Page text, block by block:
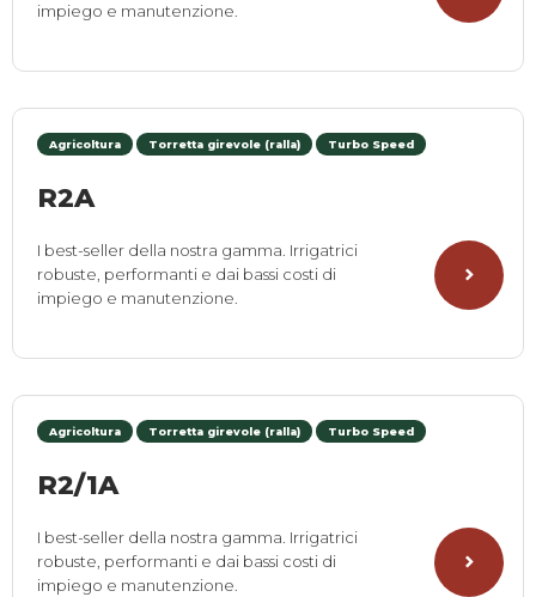
impiego e manutenzione.
Agricoltura Torretta girevole (ralla) Turbo Speed
R2A
I best-seller della nostra gamma. Irrigatrici
robuste, performanti e dai bassi costi di
impiego e manutenzione.
Agricoltura Torretta girevole (ralla) Turbo Speed
R2/1A
I best-seller della nostra gamma. Irrigatrici
robuste, performanti e dai bassi costi di
impiego e manutenzione.